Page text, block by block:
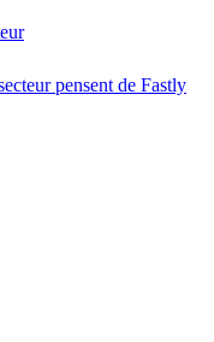
pensent de Fastly